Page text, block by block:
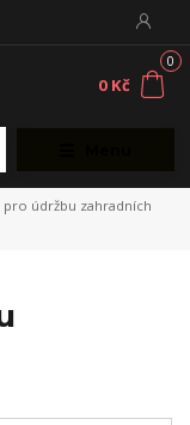
0
0 Kč
pro údržbu zahradních